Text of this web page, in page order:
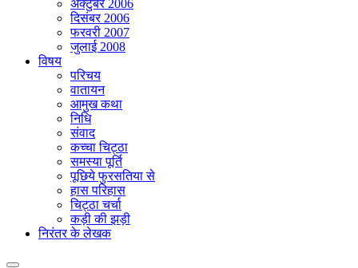
अक्टुबर 2006
दिसंबर 2006
फरवरी 2007
जुलाई 2008
विषय
परिचय
वातायन
आमुख कथा
निधि
संवाद
कच्चा चिट्ठा
समस्या पूर्ति
पूछिये फुरसतिया से
हास परिहास
चिट्ठा चर्चा
कड़ी की झड़ी
निरंतर के लेखक